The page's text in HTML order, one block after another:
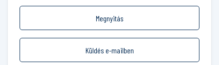
Megnyitás
Küldés e-mailben